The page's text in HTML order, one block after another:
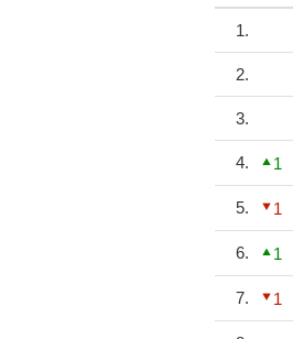
1.
2.
3.
4. 1
5. 1
6. 1
7. 1